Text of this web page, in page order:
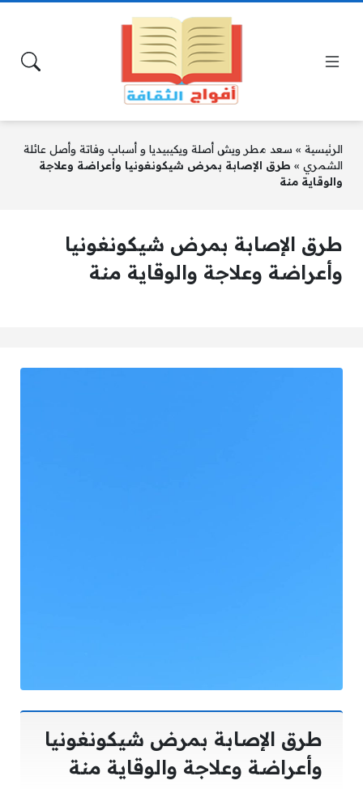
الرئيسية » سعد مطر ويش أصلة ويكيبيديا و أسباب وفاتة وأصل عائلة
الشمري » طرق الإصابة بمرض شيكونغونيا وأعراضة وعلاجة
والوقاية منة
طرق الإصابة بمرض شيكونغونيا
وأعراضة وعلاجة والوقاية منة
طرق الإصابة بمرض شيكونغونيا
وأعراضة وعلاجة والوقاية منة